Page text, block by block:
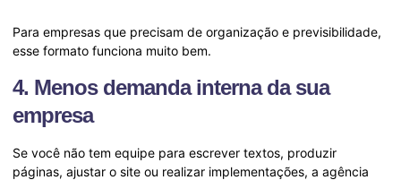
Para empresas que precisam de organização e previsibilidade,
esse formato funciona muito bem.
4. Menos demanda interna da sua
empresa
Se você não tem equipe para escrever textos, produzir
páginas, ajustar o site ou realizar implementações, a agência